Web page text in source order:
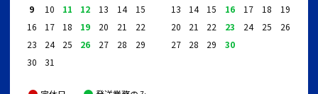
9
10 11 12 13 14
15
16
17 18 19 20 21
22
23
24 25 26 27 28
29
30
31
13
14 15 16 17 18
19
20
21 22 23 24 25
26
27
28 29 30